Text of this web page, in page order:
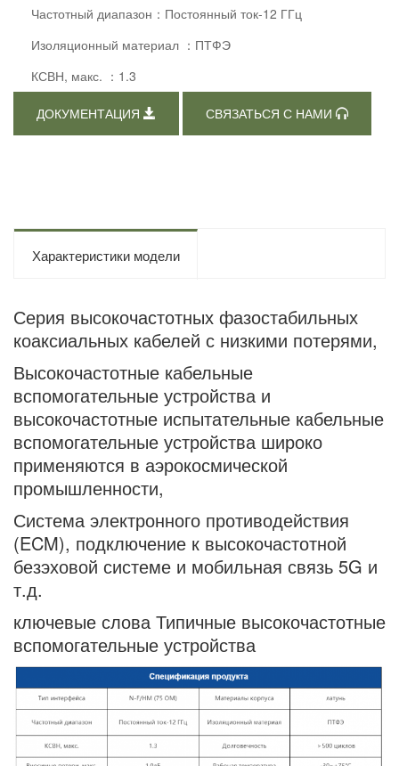
Частотный диапазон：Постоянный ток-12 ГГц
Изоляционный материал ：ПТФЭ
КСВН, макс. ：1.3
ДОКУМЕНТАЦИЯ СВЯЗАТЬСЯ С НАМИ
Характеристики модели
Серия высокочастотных фазостабильных
коаксиальных кабелей с низкими потерями,
Высокочастотные кабельные
вспомогательные устройства и
высокочастотные испытательные кабельные
вспомогательные устройства широко
применяются в аэрокосмической
промышленности,
Система электронного противодействия
(ECM), подключение к высокочастотной
безэховой системе и мобильная связь 5G и
т.д.
ключевые слова Типичные высокочастотные
вспомогательные устройства